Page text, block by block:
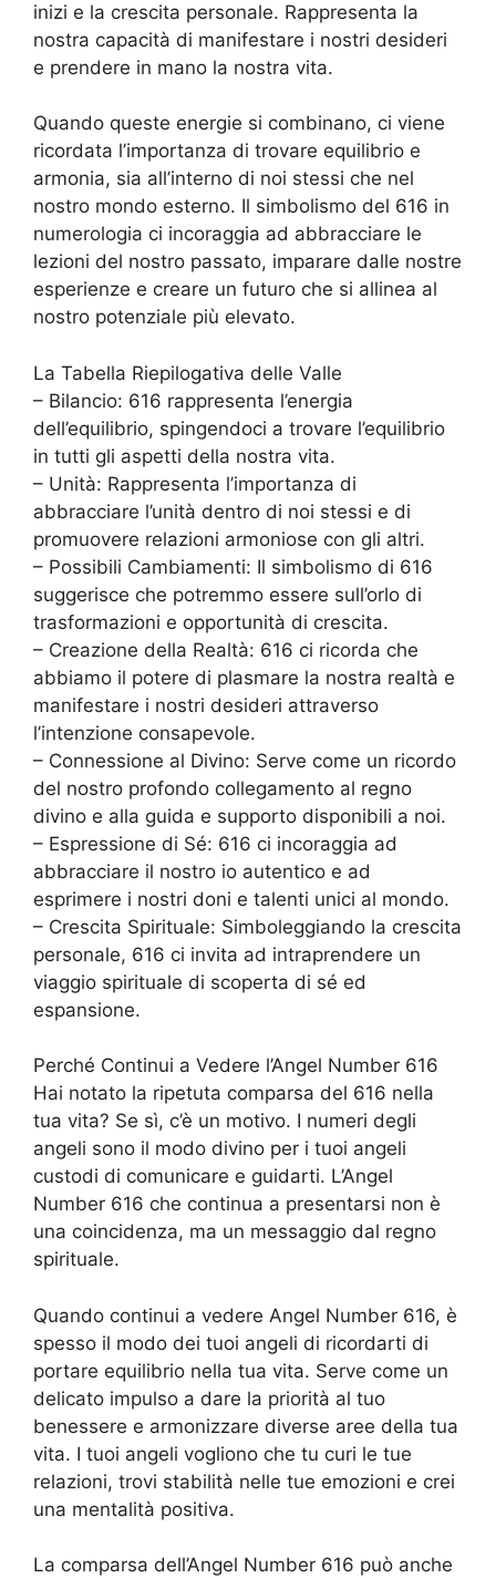
inizi e la crescita personale. Rappresenta la
nostra capacità di manifestare i nostri desideri
e prendere in mano la nostra vita.
Quando queste energie si combinano, ci viene
ricordata l’importanza di trovare equilibrio e
armonia, sia all’interno di noi stessi che nel
nostro mondo esterno. Il simbolismo del 616 in
numerologia ci incoraggia ad abbracciare le
lezioni del nostro passato, imparare dalle nostre
esperienze e creare un futuro che si allinea al
nostro potenziale più elevato.
La Tabella Riepilogativa delle Valle
– Bilancio: 616 rappresenta l’energia
dell’equilibrio, spingendoci a trovare l’equilibrio
in tutti gli aspetti della nostra vita.
– Unità: Rappresenta l’importanza di
abbracciare l’unità dentro di noi stessi e di
promuovere relazioni armoniose con gli altri.
– Possibili Cambiamenti: Il simbolismo di 616
suggerisce che potremmo essere sull’orlo di
trasformazioni e opportunità di crescita.
– Creazione della Realtà: 616 ci ricorda che
abbiamo il potere di plasmare la nostra realtà e
manifestare i nostri desideri attraverso
l’intenzione consapevole.
– Connessione al Divino: Serve come un ricordo
del nostro profondo collegamento al regno
divino e alla guida e supporto disponibili a noi.
– Espressione di Sé: 616 ci incoraggia ad
abbracciare il nostro io autentico e ad
esprimere i nostri doni e talenti unici al mondo.
– Crescita Spirituale: Simboleggiando la crescita
personale, 616 ci invita ad intraprendere un
viaggio spirituale di scoperta di sé ed
espansione.
Perché Continui a Vedere l’Angel Number 616
Hai notato la ripetuta comparsa del 616 nella
tua vita? Se sì, c’è un motivo. I numeri degli
angeli sono il modo divino per i tuoi angeli
custodi di comunicare e guidarti. L’Angel
Number 616 che continua a presentarsi non è
una coincidenza, ma un messaggio dal regno
spirituale.
Quando continui a vedere Angel Number 616, è
spesso il modo dei tuoi angeli di ricordarti di
portare equilibrio nella tua vita. Serve come un
delicato impulso a dare la priorità al tuo
benessere e armonizzare diverse aree della tua
vita. I tuoi angeli vogliono che tu curi le tue
relazioni, trovi stabilità nelle tue emozioni e crei
una mentalità positiva.
La comparsa dell’Angel Number 616 può anche